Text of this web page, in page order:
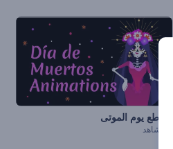
مقاطع يوم الموتى